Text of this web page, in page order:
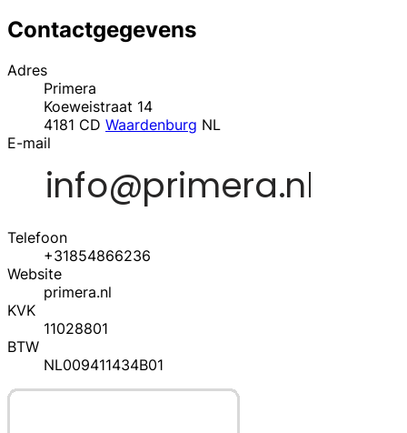
Contactgegevens
Adres
Primera
Koeweistraat 14
4181 CD Waardenburg NL
E-mail
Telefoon
+31854866236
Website
primera.nl
KVK
11028801
BTW
NL009411434B01